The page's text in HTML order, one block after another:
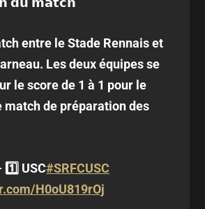
entre le Stade Rennais et
Les deux équipes se
le score de 1 à 1 pour le
match de préparation des
1️⃣ USC#SRFCUSC
H0oU819rOj